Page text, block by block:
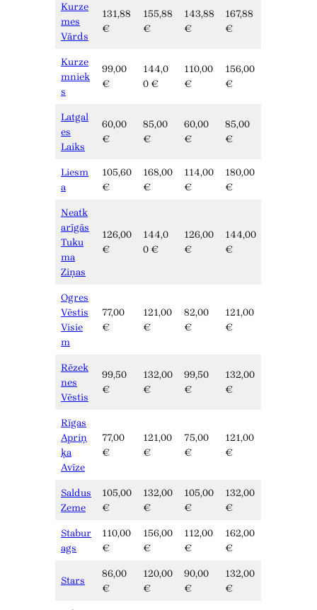
Kurze
mes
Vārds
131,88
€
155,88
€
143,88
€
167,88
€
Kurze
mniek
s
99,00
€
144,0
0 €
110,00
€
156,00
€
Latgal
es
Laiks
60,00
€
85,00
€
60,00
€
85,00
€
Liesm
a
105,60
€
168,00
€
114,00
€
180,00
€
Neatk
arīgās
Tuku
ma
Ziņas
126,00
€
144,0
0 €
126,00
€
144,00
€
Ogres
Vēstis
Visie
m
77,00
€
121,00
€
82,00
€
121,00
€
Rēzek
nes
Vēstis
99,50
€
132,00
€
99,50
€
132,00
€
Rīgas
Apriņ
ķa
Avīze
77,00
€
121,00
€
75,00
€
121,00
€
Saldus
Zeme
105,00
€
132,00
€
105,00
€
132,00
€
Stabur
ags
110,00
€
156,00
€
112,00
€
162,00
€
Stars
86,00
€
120,00
€
90,00
€
132,00
€